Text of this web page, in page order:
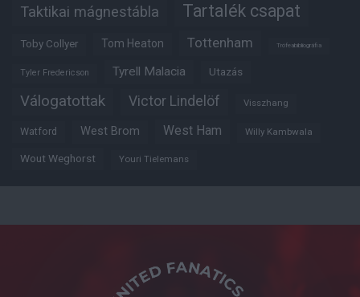
Taktikai mágnestábla Tartalék csapat
Toby Collyer Tom Heaton Tottenham Trófeabibliográfia
Tyler Fredericson Tyrell Malacia Utazás
Válogatottak Victor Lindelöf Visszhang
Watford West Brom West Ham Willy Kambwala
Wout Weghorst Youri Tielemans